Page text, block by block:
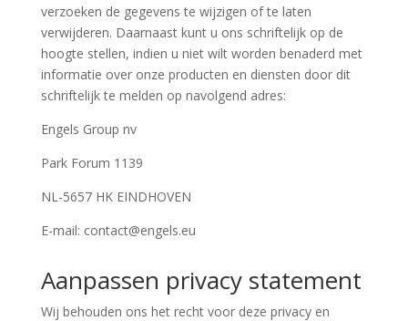
verzoeken de gegevens te wijzigen of te laten
verwijderen. Daarnaast kunt u ons schriftelijk op de
hoogte stellen, indien u niet wilt worden benaderd met
informatie over onze producten en diensten door dit
schriftelijk te melden op navolgend adres:
Engels Group nv
Park Forum 1139
NL-5657 HK EINDHOVEN
E-mail: contact@engels.eu
Aanpassen privacy statement
Wij behouden ons het recht voor deze privacy en